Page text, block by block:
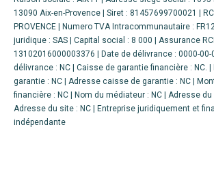
13090 Aix-en-Provence | Siret : 81457699700021 |
PROVENCE | Numero TVA Intracommunautaire :
juridique : SAS | Capital social : 8 000 | Assurance
13102016000003376 | Date de délivrance : 0000-00-
délivrance : NC | Caisse de garantie financière : NC.
garantie : NC | Adresse caisse de garantie : NC |
financière : NC | Nom du médiateur : NC | Adresse du
Adresse du site : NC |
Entreprise juridiquement et
indépendante